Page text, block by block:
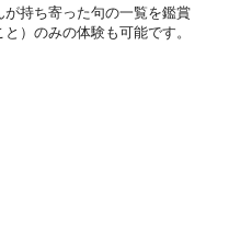
持ち寄った句の一覧を鑑賞
）のみの体験も可能です。